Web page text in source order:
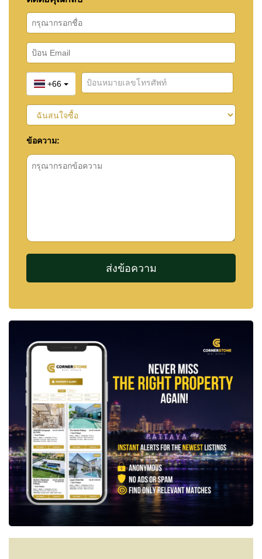
+66
ข้อความ: